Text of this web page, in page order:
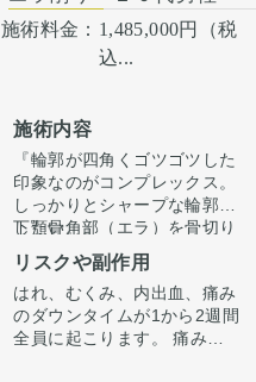
施術料金： 1,485,000円（税
込...
施術内容
『輪郭が四角くゴツゴツした
印象なのがコンプレックス。
しっかりとシャープな輪郭に
したい。』
というお悩みで受診されまし
た。
下顎骨角部（エラ）を骨切り
にて切除しました。この方は
若干外巻きタイプのエラでし
た。
しっかりとエラの余白が削ら
れ、四角い輪郭がシャープに
リスクや副作用
はれ、むくみ、内出血、痛み
のダウンタイムが1から2週間
全員に起こります。 痛みは3